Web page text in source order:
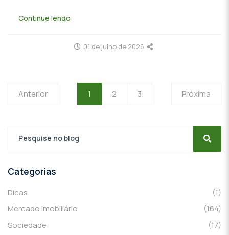
Continue lendo
01 de julho de 2026
Anterior 1 2 3 Próxima
Categorias
Dicas
(1)
Mercado imobiliário
(164)
Sociedade
(17)